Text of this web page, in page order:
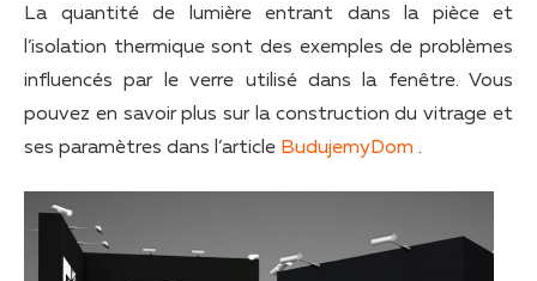
La quantité de lumière entrant dans la pièce et
l’isolation thermique sont des exemples de problèmes
influencés par le verre utilisé dans la fenêtre. Vous
pouvez en savoir plus sur la construction du vitrage et
ses paramètres dans l’article BudujemyDom .